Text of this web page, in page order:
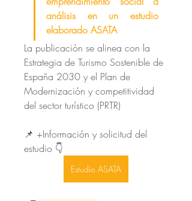
análisis en un estudio
elaborado ASATA
La publicación se alinea con la
Estrategia de Turismo Sostenible de
España 2030 y el Plan de
Modernización y competitividad
del sector turístico (PRTR)
📌 +Información y solicitud del
estudio 👇
Estudio ASATA